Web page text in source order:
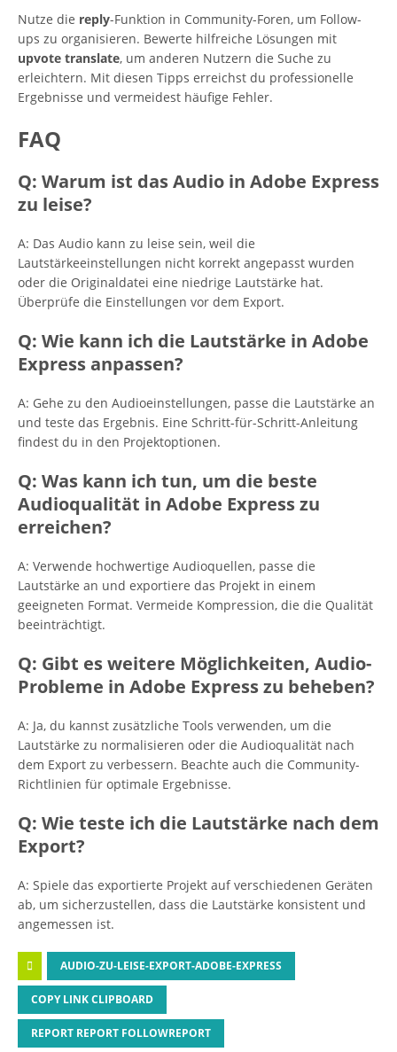
Nutze die reply-Funktion in Community-Foren, um Follow-
ups zu organisieren. Bewerte hilfreiche Lösungen mit
upvote translate, um anderen Nutzern die Suche zu
erleichtern. Mit diesen Tipps erreichst du professionelle
Ergebnisse und vermeidest häufige Fehler.
FAQ
Q: Warum ist das Audio in Adobe Express
zu leise?
A: Das Audio kann zu leise sein, weil die
Lautstärkeeinstellungen nicht korrekt angepasst wurden
oder die Originaldatei eine niedrige Lautstärke hat.
Überprüfe die Einstellungen vor dem Export.
Q: Wie kann ich die Lautstärke in Adobe
Express anpassen?
A: Gehe zu den Audioeinstellungen, passe die Lautstärke an
und teste das Ergebnis. Eine Schritt-für-Schritt-Anleitung
findest du in den Projektoptionen.
Q: Was kann ich tun, um die beste
Audioqualität in Adobe Express zu
erreichen?
A: Verwende hochwertige Audioquellen, passe die
Lautstärke an und exportiere das Projekt in einem
geeigneten Format. Vermeide Kompression, die die Qualität
beeinträchtigt.
Q: Gibt es weitere Möglichkeiten, Audio-
Probleme in Adobe Express zu beheben?
A: Ja, du kannst zusätzliche Tools verwenden, um die
Lautstärke zu normalisieren oder die Audioqualität nach
dem Export zu verbessern. Beachte auch die Community-
Richtlinien für optimale Ergebnisse.
Q: Wie teste ich die Lautstärke nach dem
Export?
A: Spiele das exportierte Projekt auf verschiedenen Geräten
ab, um sicherzustellen, dass die Lautstärke konsistent und
angemessen ist.
AUDIO-ZU-LEISE-EXPORT-ADOBE-EXPRESS
COPY LINK CLIPBOARD
REPORT REPORT FOLLOWREPORT